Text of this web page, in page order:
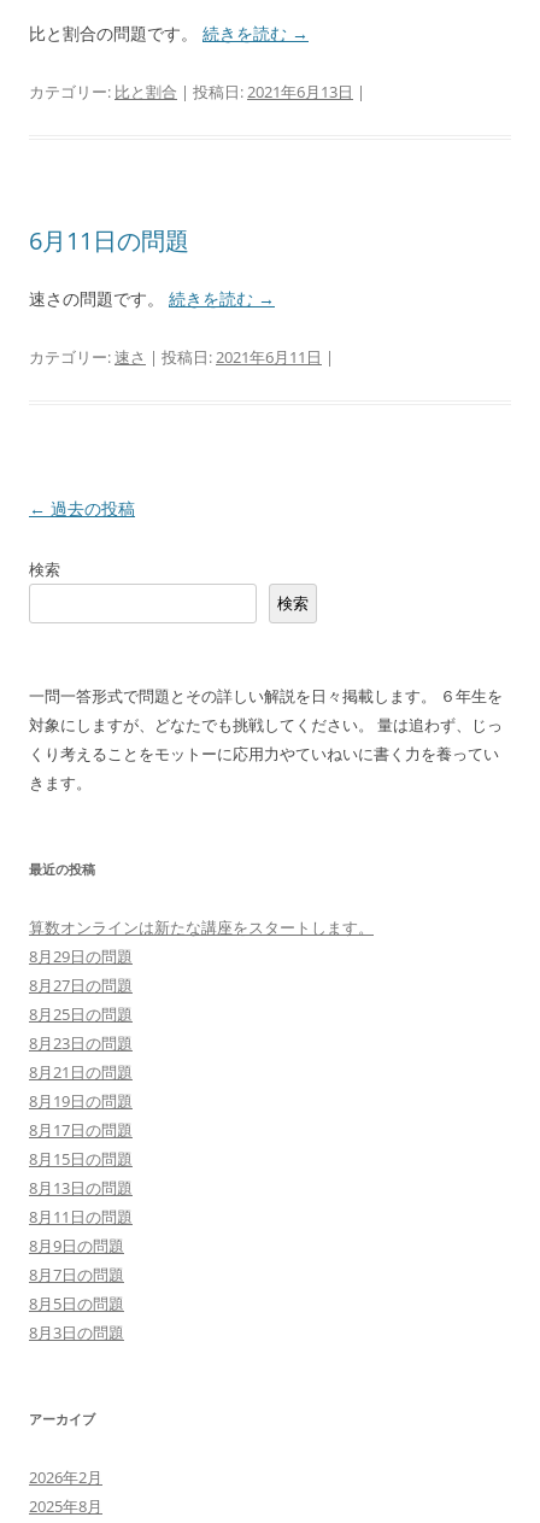
比と割合の問題です。 続きを読む →
カテゴリー: 比と割合 | 投稿日:2021年6月13日 |
6月11日の問題
速さの問題です。 続きを読む →
カテゴリー:速さ | 投稿日:2021年6月11日 |
投
ナ
ョ
ン
← 過去の投稿
検索
検索
一問一答形式で問題とその詳しい解説を日々掲載します。 ６年生を
対象にしますが、どなたでも挑戦してください。 量は追わず、じっ
くり考えることをモットーに応用力やていねいに書く力を養ってい
きます。
最近の投稿
算数オンラインは新たな講座をスタートします。
8月29日の問題
8月27日の問題
8月25日の問題
8月23日の問題
8月21日の問題
8月19日の問題
8月17日の問題
8月15日の問題
8月13日の問題
8月11日の問題
8月9日の問題
8月7日の問題
8月5日の問題
8月3日の問題
アーカイブ
2026年2月
2025年8月